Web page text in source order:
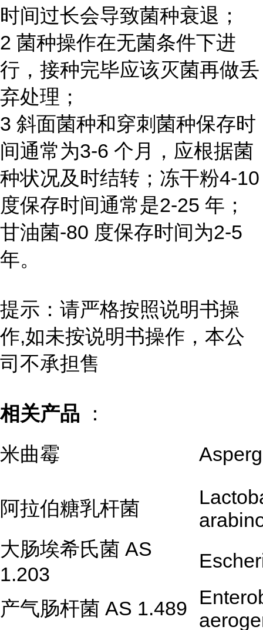
时间过长会导致菌种衰退；
2 菌种操作在无菌条件下进
行，接种完毕应该灭菌再做丢
弃处理；
3 斜面菌种和穿刺菌种保存时
间通常为3-6 个月，应根据菌
种状况及时结转；冻干粉4-10
度保存时间通常是2-25 年；
甘油菌-80 度保存时间为2-5
年。
提示：请严格按照说明书操
作,如未按说明书操作，本公
司不承担售
相关产品 ：
米曲霉
阿拉伯糖乳杆菌
大肠埃希氏菌 AS
1.203
产气肠杆菌 AS 1.489